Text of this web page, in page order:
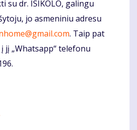
su dr. ISIKOLO, galingu
jo asmeniniu adresu
. Taip pat
jį „Whatsapp“ telefonu